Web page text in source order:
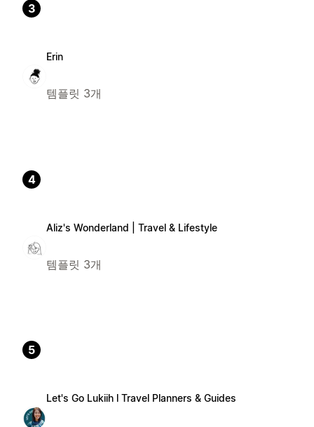
3
Erin
템플릿 3개
4
Aliz's Wonderland | Travel & Lifestyle
템플릿 3개
5
Let's Go Lukiih l Travel Planners & Guides